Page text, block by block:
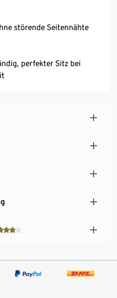
störende Seitennähte
perfekter Sitz bei